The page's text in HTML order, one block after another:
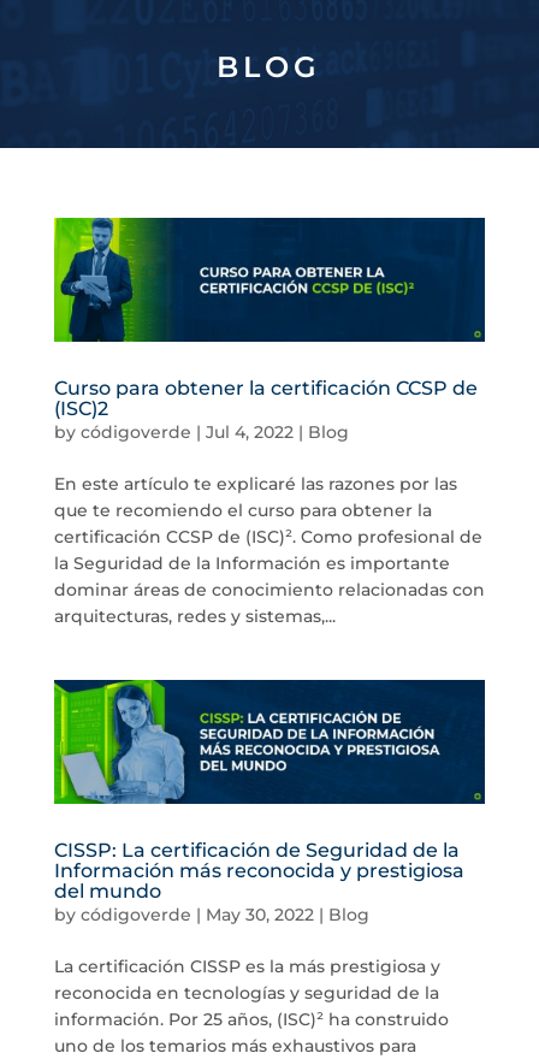
BLOG
Curso para obtener la certificación CCSP de
(ISC)2
by códigoverde | Jul 4, 2022| Blog
En este artículo te explicaré las razones por las
que te recomiendo el curso para obtener la
certificación CCSP de (ISC)². Como profesional de
la Seguridad de la Información es importante
dominar áreas de conocimiento relacionadas con
arquitecturas, redes y sistemas,...
CISSP: La certificación de Seguridad de la
Información más reconocida y prestigiosa
del mundo
by códigoverde | May 30, 2022| Blog
La certificación CISSP es la más prestigiosa y
reconocida en tecnologías y seguridad de la
información. Por 25 años, (ISC)² ha construido
uno de los temarios más exhaustivos para